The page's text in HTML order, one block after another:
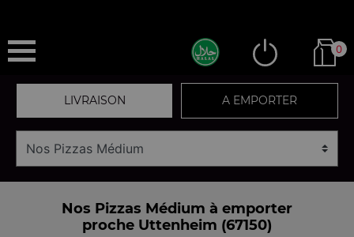
0
LIVRAISON A EMPORTER
Nos Pizzas Médium à emporter
proche Uttenheim (67150)